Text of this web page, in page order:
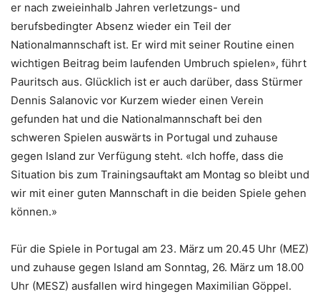
er nach zweieinhalb Jahren verletzungs- und
berufsbedingter Absenz wieder ein Teil der
Nationalmannschaft ist. Er wird mit seiner Routine einen
wichtigen Beitrag beim laufenden Umbruch spielen», führt
Pauritsch aus. Glücklich ist er auch darüber, dass Stürmer
Dennis Salanovic vor Kurzem wieder einen Verein
gefunden hat und die Nationalmannschaft bei den
schweren Spielen auswärts in Portugal und zuhause
gegen Island zur Verfügung steht. «Ich hoffe, dass die
Situation bis zum Trainingsauftakt am Montag so bleibt und
wir mit einer guten Mannschaft in die beiden Spiele gehen
können.»
Für die Spiele in Portugal am 23. März um 20.45 Uhr (MEZ)
und zuhause gegen Island am Sonntag, 26. März um 18.00
Uhr (MESZ) ausfallen wird hingegen Maximilian Göppel.